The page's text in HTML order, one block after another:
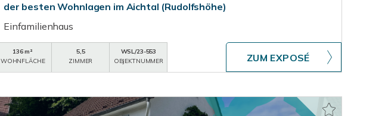
der besten Wohnlagen im Aichtal (Rudolfshöhe)
Einfamilienhaus
136 m²
WOHNFLÄCHE
5,5
ZIMMER
WSL/23-553
OBJEKTNUMMER
ZUM EXPOSÉ